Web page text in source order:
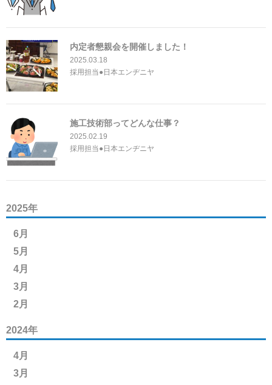
内定者懇親会を開催しました！
2025.03.18
採用担当●日本エンヂニヤ
施工技術部ってどんな仕事？
2025.02.19
採用担当●日本エンヂニヤ
2025年
6月
5月
4月
3月
2月
2024年
4月
3月